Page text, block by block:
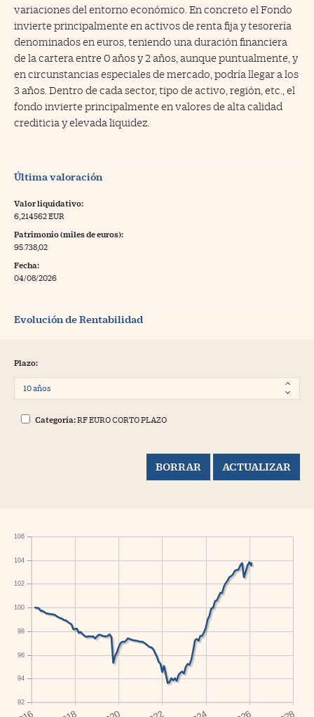
variaciones del entorno económico. En concreto el Fondo
invierte principalmente en activos de renta fija y tesorería
denominados en euros, teniendo una duración financiera
de la cartera entre 0 años y 2 años, aunque puntualmente, y
en circunstancias especiales de mercado, podría llegar a los
3 años. Dentro de cada sector, tipo de activo, región, etc., el
fondo invierte principalmente en valores de alta calidad
crediticia y elevada liquidez.
Última valoración
Valor liquidativo:
6,214562 EUR
Patrimonio (miles de euros):
95.738,02
Fecha:
04/08/2026
Evolución de Rentabilidad
Plazo:
Categoría:RF EURO CORTO PLAZO
92
94
96
98
100
102
104
106